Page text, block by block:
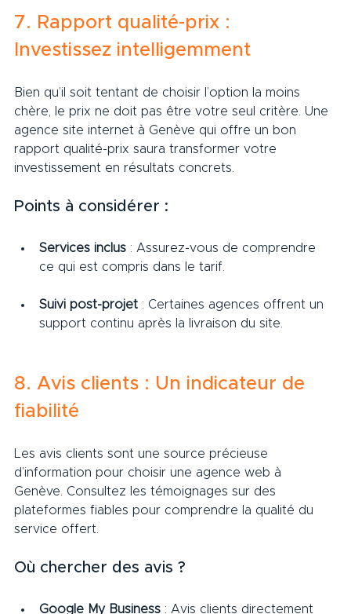
7. Rapport qualité-prix :
Investissez intelligemment
Bien qu’il soit tentant de choisir l’option la moins
chère, le prix ne doit pas être votre seul critère. Une
agence site internet à Genève qui offre un bon
rapport qualité-prix saura transformer votre
investissement en résultats concrets.
Points à considérer :
Services inclus : Assurez-vous de comprendre
ce qui est compris dans le tarif.
Suivi post-projet : Certaines agences offrent un
support continu après la livraison du site.
8. Avis clients : Un indicateur de
fiabilité
Les avis clients sont une source précieuse
d’information pour choisir une agence web à
Genève. Consultez les témoignages sur des
plateformes fiables pour comprendre la qualité du
service offert.
Où chercher des avis ?
Google My Business : Avis clients directement